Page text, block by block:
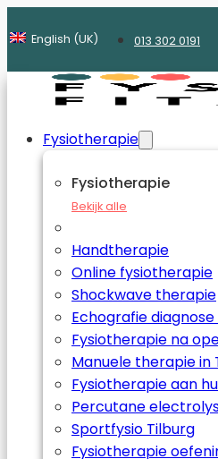
English (UK) 013 302 0191
Fysiotherapie
Fysiotherapie
Bekijk alle
Handtherapie
Online fysiotherapie
Shockwave therapie
Echografie
Fysiotherapie na
Manuele therapie in
Fysiotherapie aan
Percutane
Sportfysio Tilburg
Fysiotherapie